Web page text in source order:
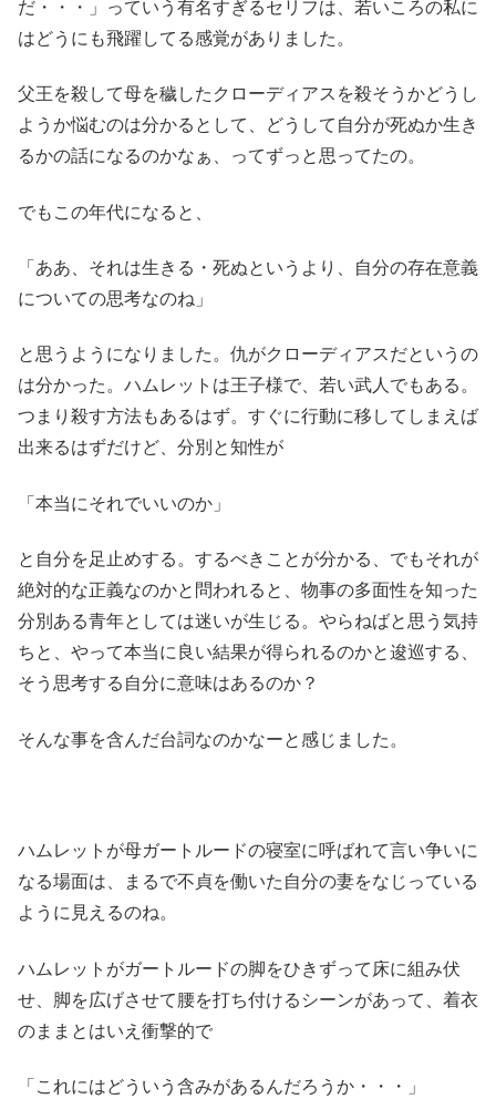
だ・・・」っていう有名すぎるセリフは、若いころの私に
はどうにも飛躍してる感覚がありました。
父王を殺して母を穢したクローディアスを殺そうかどうし
ようか悩むのは分かるとして、どうして自分が死ぬか生き
るかの話になるのかなぁ、ってずっと思ってたの。
でもこの年代になると、
「ああ、それは生きる・死ぬというより、自分の存在意義
についての思考なのね」
と思うようになりました。仇がクローディアスだというの
は分かった。ハムレットは王子様で、若い武人でもある。
つまり殺す方法もあるはず。すぐに行動に移してしまえば
出来るはずだけど、分別と知性が
「本当にそれでいいのか」
と自分を足止めする。するべきことが分かる、でもそれが
絶対的な正義なのかと問われると、物事の多面性を知った
分別ある青年としては迷いが生じる。やらねばと思う気持
ちと、やって本当に良い結果が得られるのかと逡巡する、
そう思考する自分に意味はあるのか？
そんな事を含んだ台詞なのかなーと感じました。
ハムレットが母ガートルードの寝室に呼ばれて言い争いに
なる場面は、まるで不貞を働いた自分の妻をなじっている
ように見えるのね。
ハムレットがガートルードの脚をひきずって床に組み伏
せ、脚を広げさせて腰を打ち付けるシーンがあって、着衣
のままとはいえ衝撃的で
「これにはどういう含みがあるんだろうか・・・」